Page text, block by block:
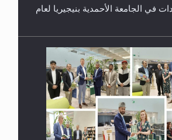
في الجامعة الأحمدية بنيجيريا لعام